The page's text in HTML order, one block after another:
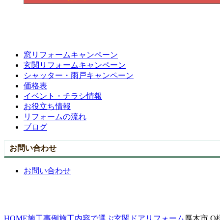
窓リフォームキャンペーン
玄関リフォームキャンペーン
シャッター・雨戸キャンペーン
価格表
イベント・チラシ情報
お役立ち情報
リフォームの流れ
ブログ
お問い合わせ
お問い合わせ
HOME施工事例施工内容で選ぶ玄関ドアリフォーム 厚木市 O